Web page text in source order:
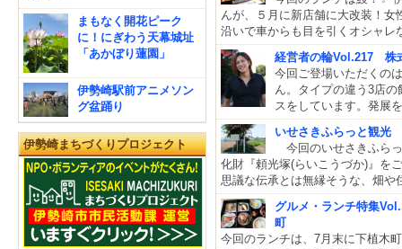
んが、５月に新店舗に大改装！
沿いで車からも目を引くオシャレ
経営者の輪Vol.217 株
今回ご登場いただくの
ん。タイプの違う3店
スをしています。発展
いせさきふらっと観光
今回のいせさきふら
化財『頼光塚(らいこうづか)』
思議な伝承とは無縁そうな、畑や
グルメ・ランチ特集
町
今回のランチは、7月末に下植木
まもなく開花ピーク
に！にぎわう天幕城址
「あかぼり蓮園」
伊勢崎駅前アニメソン
グ盆踊り
伊勢崎まちづくりプロジェクト